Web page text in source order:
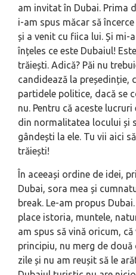
am invitat în Dubai. Prima
i-am spus măcar să
și a venit cu fiica lui. Și mi-
înțeles ce este Dubaiul!
trăiești. Adică? Păi nu
candidează la președinție,
partidele politice, dacă se
nu. Pentru că aceste
din normalitatea locului și
gândești la ele. Tu vii aici
trăiești!
În aceeași ordine de idei,
Dubai, sora mea și
break. Le-am propus
place istoria, muntele,
am spus să vină oricum,
principiu, nu merg de
zile și nu am reușit să le